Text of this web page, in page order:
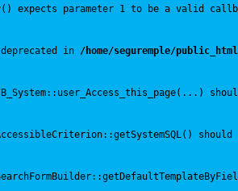
expects parameter 1 to be a valid
in /home/seguremple/